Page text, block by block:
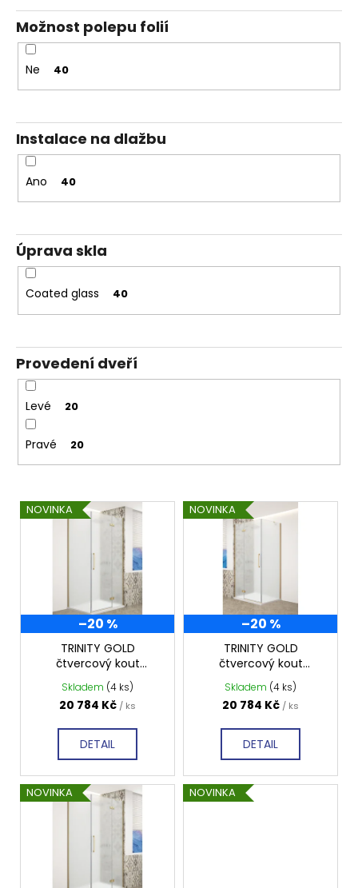
Možnost polepu folií
Ne 40
Instalace na dlažbu
Ano 40
Úprava skla
Coated glass 40
Provedení dveří
Levé 20
Pravé 20
V
ý
p
r
NOVINKA
–20 %
TRINITY GOLD
čtvercový kout
1200x1200mm pravý,
matné sklo, GT5612-
12MR-G
Skladem (4 ks)
20 784 Kč / ks
DETAIL
NOVINKA
–20 %
TRINITY GOLD
čtvercový kout
1200x1200mm levý,
matné sklo, GT5612-
12ML-G
Skladem (4 ks)
20 784 Kč / ks
DETAIL
NOVINKA NOVINKA